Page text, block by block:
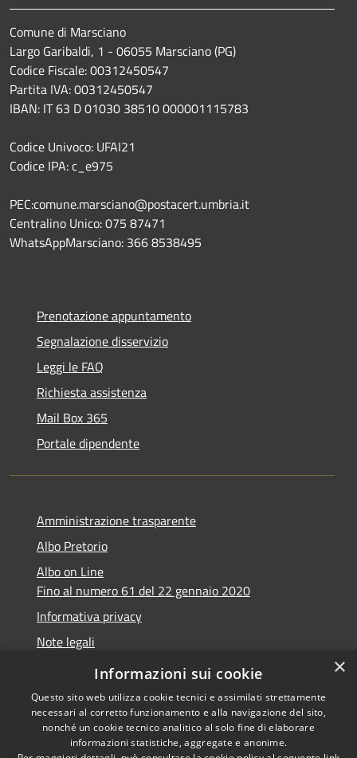
Comune di Marsciano
Largo Garibaldi, 1 - 06055 Marsciano (PG)
Codice Fiscale: 00312450547
Partita IVA: 00312450547
IBAN: IT 63 D 01030 38510 000001115783
Codice Univoco: UFAI21
Codice IPA: c_e975
PEC:comune.marsciano@postacert.umbria.it
Centralino Unico: 075 87471
WhatsAppMarsciano: 366 8538495
Prenotazione appuntamento
Segnalazione disservizio
Leggi le FAQ
Richiesta assistenza
Mail Box 365
Portale dipendente
Amministrazione trasparente
Albo Pretorio
Albo on Line
Fino al numero 61 del 22 gennaio 2020
Informativa privacy
Note legali
Dichiarazione di accessibilità
Copyright © 2026 • Comune di
×
Informazioni sui cookie
Questo sito web utilizza cookie tecnici e assimilati strettamente
necessari al corretto funzionamento e alla navigazione del sito,
nonché un cookie tecnico analitico al solo fine di elaborare
informazioni statistiche, aggregate e anonime.